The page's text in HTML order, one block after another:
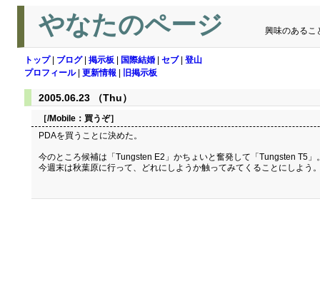
やなたのページ 興味のあるこ
トップ| ブログ| 掲示板 国際結婚 セブ| 登山
プロフィール| 更新情報 旧掲示板
2005.06.23 （Thu）
［/Mobile： 買うぞ］
PDAを買うことに決めた。
今のところ候補は「Tungsten E2」かちょいと奮発して「Tungsten T5」
今週末は秋葉原に行って、どれにしようか触ってみてくることにしよう